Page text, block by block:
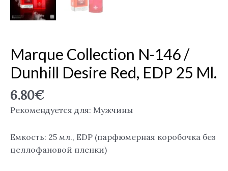
Marque Collection N-146 /
Dunhill Desire Red, EDP 25 Ml.
6.80€
Рекомендуется для: Мужчины
Емкость: 25 мл., EDP (парфюмерная коробочка без
целлофановой пленки)